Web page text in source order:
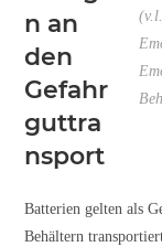
n an
den
Gefahr
guttra
nsport
Batterien gelten als
Behältern